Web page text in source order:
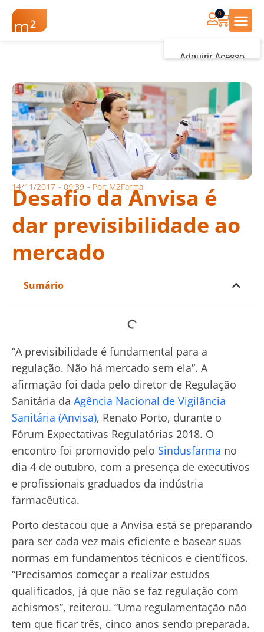
Adquirir Acesso
0
14/11/2017 - 09:39 - Por: M2Farma
Desafio da Anvisa é
dar previsibilidade ao
mercado
Sumário
“A previsibilidade é fundamental para a
regulação. Não há mercado sem ela”. A
afirmação foi dada pelo diretor de Regulação
Sanitária da Agência Nacional de Vigilância
Sanitária (Anvisa), Renato Porto, durante o
Fórum Expectativas Regulatórias 2018. O
encontro foi promovido pelo Sindusfarma no
dia 4 de outubro, com a presença de executivos
e profissionais graduados da indústria
farmacêutica.
Porto destacou que a Anvisa está se preparando
para ser cada vez mais eficiente e basear suas
normas em fundamentos técnicos e científicos.
“Precisamos começar a realizar estudos
qualificados, já que não se faz regulação com
achismos”, reiterou. “Uma regulamentação não
tem que ficar três, cinco anos sendo preparada.